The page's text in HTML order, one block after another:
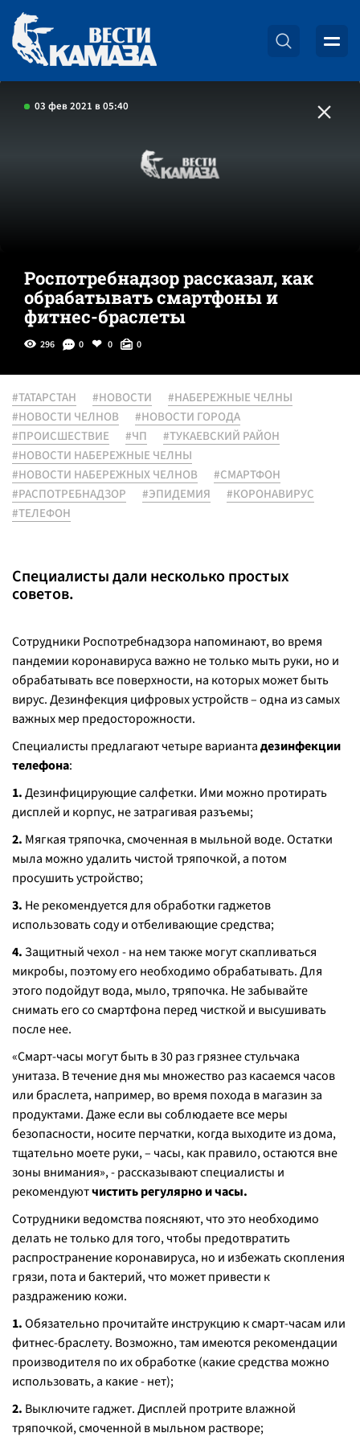
03 фев 2021 в 05:40
Роспотребнадзор рассказал, как
обрабатывать смартфоны и
фитнес-браслеты
296 0 0 0
#ТАТАРСТАН #НОВОСТИ
#НАБЕРЕЖНЫЕ ЧЕЛНЫ
#НОВОСТИ ЧЕЛНОВ
#НОВОСТИ ГОРОДА
#ПРОИСШЕСТВИЕ
#ЧП
#ТУКАЕВСКИЙ РАЙОН
#НОВОСТИ НАБЕРЕЖНЫЕ ЧЕЛНЫ
#НОВОСТИ НАБЕРЕЖНЫХ ЧЕЛНОВ
#СМАРТФОН
#РАСПОТРЕБНАДЗОР
#ЭПИДЕМИЯ
#КОРОНАВИРУС
#ТЕЛЕФОН
Специалисты дали несколько простых
советов.
Сотрудники Роспотребнадзора напоминают, во время
пандемии коронавируса важно не только мыть руки, но и
обрабатывать все поверхности, на которых может быть
вирус. Дезинфекция цифровых устройств – одна из самых
важных мер предосторожности.
Специалисты предлагают четыре вариантадезинфекции
телефона:
1.Дезинфицирующие салфетки. Ими можно протирать
дисплей и корпус, не затрагивая разъемы;
2. Мягкая тряпочка, смоченная в мыльной воде. Остатки
мыла можно удалить чистой тряпочкой, а потом
просушить устройство;
3. Не рекомендуется для обработки гаджетов
использовать соду и отбеливающие средства;
4.Защитный чехол - на нем также могут скапливаться
микробы, поэтому его необходимо обрабатывать. Для
этого подойдут вода, мыло, тряпочка. Не забывайте
снимать его со смартфона перед чисткой и высушивать
после нее.
«Смарт-часы могут быть в 30 раз грязнее стульчака
унитаза. В течение дня мы множество раз касаемся часов
или браслета, например, во время похода в магазин за
продуктами.Даже если вы соблюдаете все меры
безопасности, носите перчатки, когда выходите из дома,
тщательно моете руки, – часы, как правило, остаются вне
зоны внимания», - рассказывают специалисты и
рекомендуютчистить регулярно и часы.
Сотрудники ведомства поясняют, что это необходимо
делать не только для того, чтобы предотвратить
распространение коронавируса, но и избежать скопления
грязи, пота и бактерий, что может привести к
раздражению кожи.
1.Обязательно прочитайте инструкцию к смарт-часам или
фитнес-браслету. Возможно, там имеются рекомендации
производителя по их обработке (какие средства можно
использовать, а какие - нет);
2. Выключите гаджет. Дисплей протрите влажной
тряпочкой, смоченной в мыльном растворе;